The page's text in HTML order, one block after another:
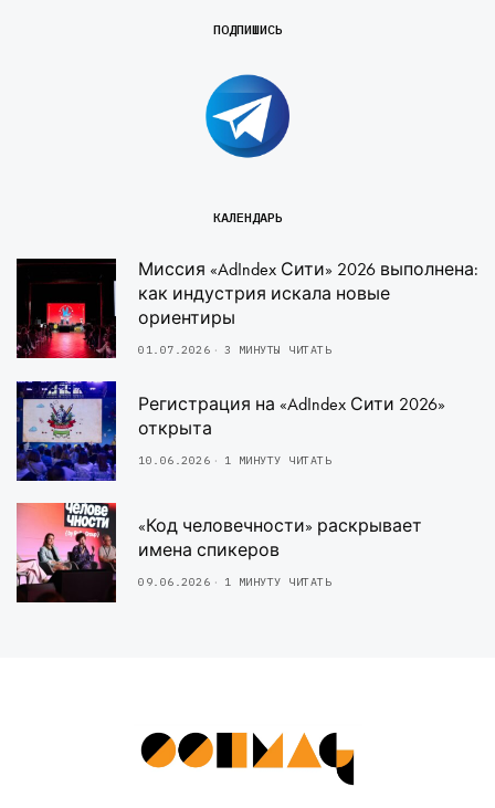
ПОДПИШИСЬ
КАЛЕНДАРЬ
Миссия «AdIndex Сити» 2026 выполнена:
как индустрия искала новые
ориентиры
01.07.2026 3 МИНУТЫ ЧИТАТЬ
Регистрация на «AdIndex Сити 2026»
открыта
10.06.2026 1 МИНУТУ ЧИТАТЬ
«Код человечности» раскрывает
имена спикеров
09.06.2026 1 МИНУТУ ЧИТАТЬ